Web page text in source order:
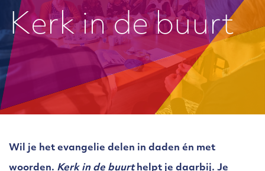
Kerk in de buurt
Wil je het evangelie delen in daden én met
woorden. Kerk in de buurthelpt je daarbij. Je